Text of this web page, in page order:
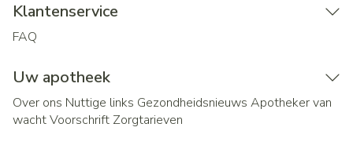
Klantenservice
FAQ
Uw apotheek
Over ons Nuttige links Gezondheidsnieuws Apotheker van
wachtVoorschrift Zorgtarieven